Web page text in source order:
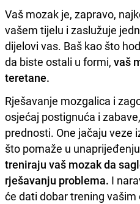
Vaš mozak je, zapravo,
vašem tijelu i zaslužuje
dijelovi vas. Baš kao što
da biste ostali u formi, vaš
teretane.
Rješavanje mozgalica i
osjećaj postignuća i
prednosti. One jačaju veze
što pomaže u
treniraju vaš mozak da
rješavanju problema. I
će dati dobar trening